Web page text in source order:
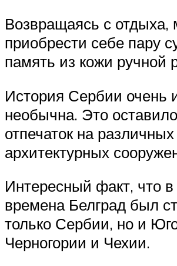
Возвращаясь с отдыха,
приобрести себе пару
память из кожи ручной
История Сербии очень
необычна. Это
отпечаток на различных
архитектурных
Интересный факт, что
времена Белград был
только Сербии, но и
Черногории и Чехии.